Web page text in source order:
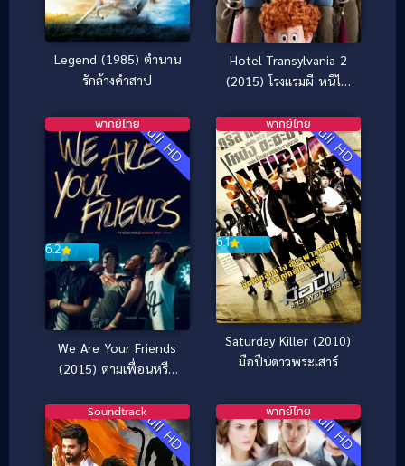
Legend (1985) ตำนาน
รักล้างคำสาป
Hotel Transylvania 2
(2015) โรงแรมผี หนีไป
Full HD
6.2
พากย์ไทย
We Are Your Friends
(2015) ตามเพื่อนหรือ
Full HD
6.1
พากย์ไทย
Saturday Killer (2010)
มือปืนดาวพระเสาร์
Full HD
Soundtrack Full HD
พากย์ไทย